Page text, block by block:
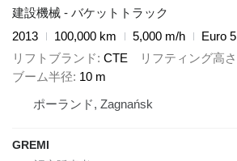
建設機械 - バケットトラック
2013
100,000 km 5,000 m/h
Euro 5
リフトブランド CTE リフティング高さ
ブーム半径 10 m
ポーランド, Zagnańsk
GREMI